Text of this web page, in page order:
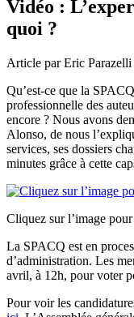
Vidéo :
quoi ?
Article par Eric
Qu’est-ce que la
professionnelle des
encore ? Nous avons
Alonso, de nous
services, ses dossiers
minutes grâce à cette
Cliquez sur l’image
La SPACQ est en
d’administration. Les
avril, à 12h, pour voter
Pour voir les